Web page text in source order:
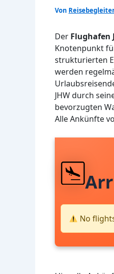
Von
Der Flughafen
Knotenpunkt
strukturierten
werden
JHW durch
bevorzugten
Alle Ankünfte
No